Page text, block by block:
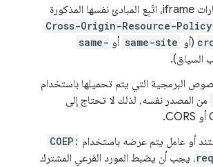
بالنسبة إلى إطارات iframe، اتّبِع المبادئ نفسها المذكورة
Cross-Origin-Resource-
(أو same-site أو same-
التي يتم تحميلها باستخدام
نفسه، لذلك لا تحتاج إلى
أو عامل يتم عرضه باستخدامCOEP:
، يجب أن يضبط المورد الفرعي المشترك